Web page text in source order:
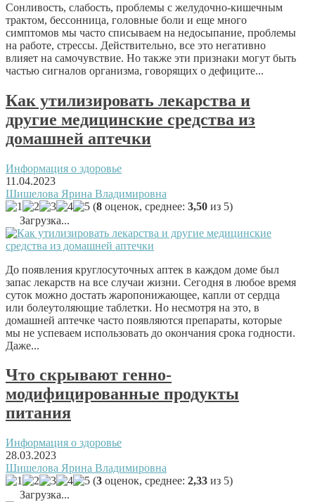
Сонливость, слабость, проблемы с желудочно-кишечным
трактом, бессонница, головные боли и еще много
симптомов мы часто списываем на недосыпание, проблемы
на работе, стрессы. Действительно, все это негативно
влияет на самочувствие. Но также эти признаки могут быть
частью сигналов организма, говорящих о дефиците...
Как утилизировать лекарства и
другие медицинские средства из
домашней аптечки
Информация о здоровье
11.04.2023
Шишелова Ярина Владимировна
(8 оценок, среднее: 3,50 из 5)
Загрузка...
До появления круглосуточных аптек в каждом доме был
запас лекарств на все случаи жизни. Сегодня в любое время
суток можно достать жаропонижающее, капли от сердца
или болеутоляющие таблетки. Но несмотря на это, в
домашней аптечке часто появляются препараты, которые
мы не успеваем использовать до окончания срока годности.
Даже...
Что скрывают генно-
модифицированные продукты
питания
Информация о здоровье
28.03.2023
Шишелова Ярина Владимировна
(3 оценок, среднее: 2,33 из 5)
Загрузка...